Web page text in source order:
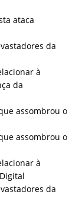
ataca
da
à
da
assombrou o
assombrou o
à
da